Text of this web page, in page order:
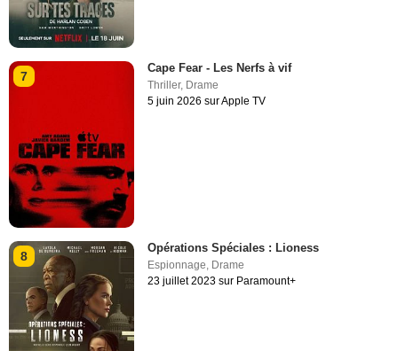
7
Cape Fear - Les Nerfs à vif
Thriller, Drame
5 juin 2026 sur Apple TV
8
Opérations Spéciales : Lioness
Espionnage, Drame
23 juillet 2023 sur Paramount+